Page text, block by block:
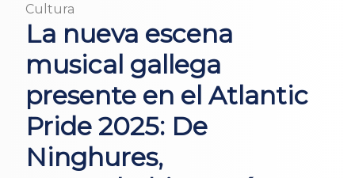
Cultura
La nueva escena
musical gallega
presente en el Atlantic
Pride 2025: De
Ninghures,